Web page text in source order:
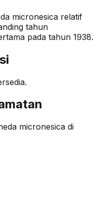
micronesica relatif
tahun
pada tahun 1938.
micronesica di